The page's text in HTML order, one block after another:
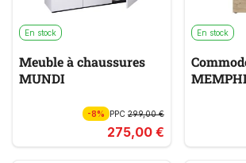
En stock
Meuble à chaussures
MUNDI
-8% PPC 299,00 €
275,00 €
En stock